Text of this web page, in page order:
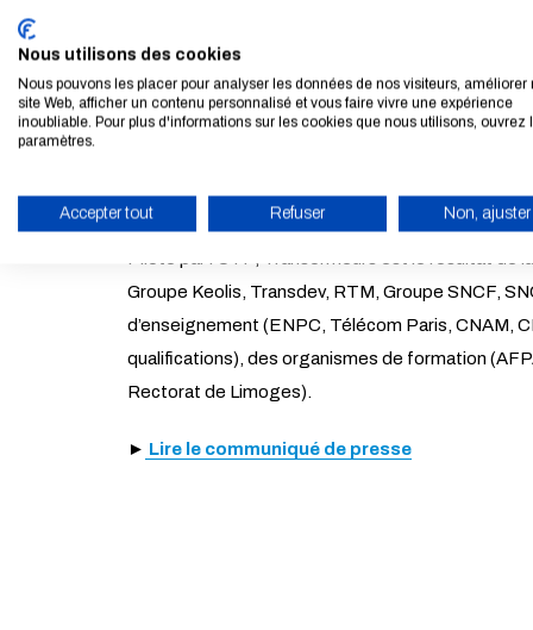
offrons le Mastère Spécialisé® Smart Mobility
les employeurs des branches urbaine,
Les actions et dispositifs opérationnels qui
- Bâtir des outils de formation (du CAP au
Groupe Keolis, Transdev, RTM, Groupe SNCF,
d’enseignement (ENPC, Télécom Paris, CNAM,
qualifications), des organismes de formation
Rectorat de Limoges).
► Lire le communiqué de presse
Nous utilisons des cookies
Nous pouvons les placer pour analyser les données de nos visiteurs, améliorer
site Web, afficher un contenu personnalisé et vous faire vivre une expérience
inoubliable. Pour plus d'informations sur les cookies que nous utilisons, ouvrez
paramètres.
Accepter tout Refuser Non, ajuster